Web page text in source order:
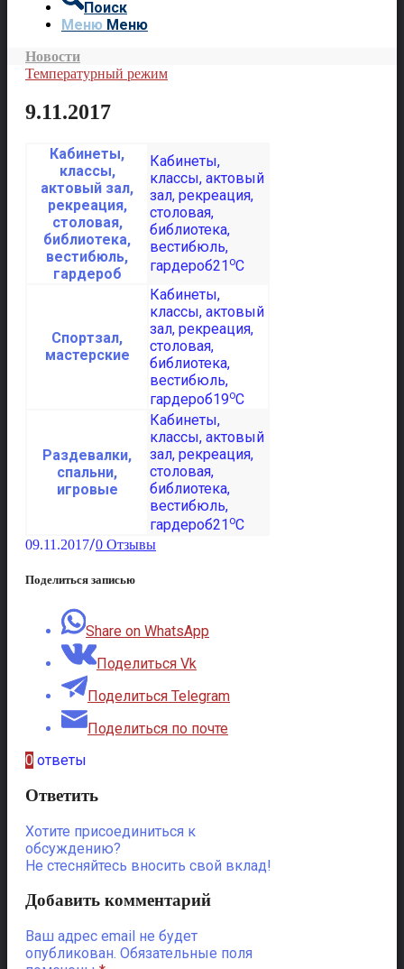
Поиск
Меню Меню
Новости
Температурный режим
9.11.2017
Кабинеты,
классы,
актовый зал,
рекреация,
столовая,
библиотека,
вестибюль,
гардероб
21 oC
Спортзал,
мастерские
19oC
Раздевалки,
спальни,
игровые
21 oC
09.11.2017/0 Отзывы
Поделиться записью
Share on WhatsApp
Поделиться Vk
Поделиться Telegram
Поделиться по почте
0 ответы
Ответить
Хотите присоединиться к
обсуждению?
Не стесняйтесь вносить свой вклад!
Добавить комментарий
Ваш адрес email не будет
опубликован. Обязательные поля